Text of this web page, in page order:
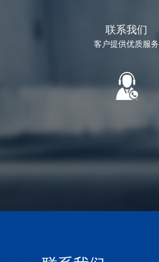
联系我们
客户提供优质服务